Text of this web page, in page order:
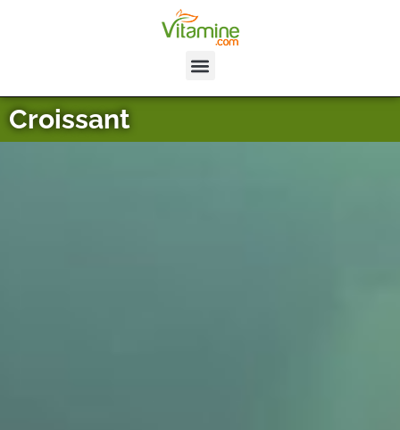
Croissant